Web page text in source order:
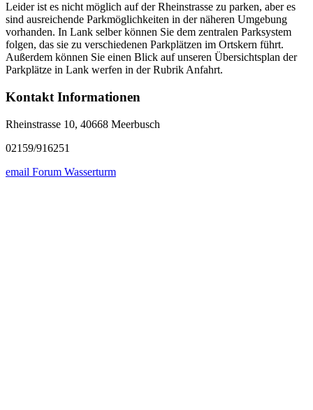
Leider ist es nicht möglich auf der Rheinstrasse zu parken, aber es
sind ausreichende Parkmöglichkeiten in der näheren Umgebung
vorhanden. In Lank selber können Sie dem zentralen Parksystem
folgen, das sie zu verschiedenen Parkplätzen im Ortskern führt.
Außerdem können Sie einen Blick auf unseren Übersichtsplan der
Parkplätze in Lank werfen in der Rubrik Anfahrt.
Kontakt Informationen
Rheinstrasse 10, 40668 Meerbusch
02159/916251
email Forum Wasserturm